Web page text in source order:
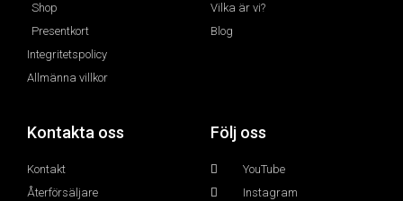
Shop
Presentkort
Integritetspolicy
Allmänna villkor
Vilka är vi?
Blog
Kontakta oss
Kontakt
Återförsäljare
Följ oss
YouTube
Instagram